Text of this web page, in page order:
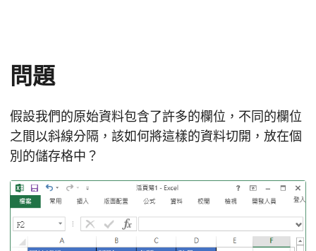
問題
假設我們的原始資料包含了許多的欄位，不同的欄位
之間以斜線分隔，該如何將這樣的資料切開，放在個
別的儲存格中？